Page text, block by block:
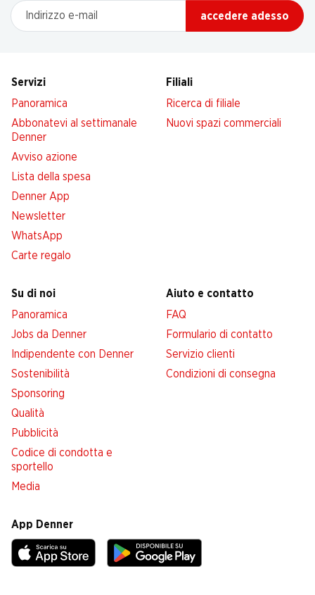
Indirizzo e-mail
accedere adesso
Servizi
Panoramica
Abbonatevi al settimanale
Denner
Avviso azione
Lista della spesa
Denner App
Newsletter
WhatsApp
Carte regalo
Filiali
Ricerca di filiale
Nuovi spazi commerciali
Su di noi
Panoramica
Jobs da Denner
Indipendente con Denner
Sostenibilità
Sponsoring
Qualità
Pubblicità
Codice di condotta e
sportello
Media
Aiuto e contatto
FAQ
Formulario di contatto
Servizio clienti
Condizioni di consegna
App Denner